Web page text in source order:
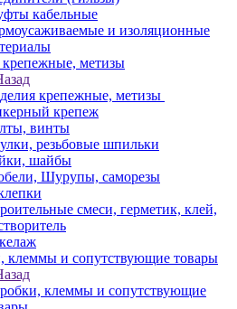
кабельные
и изоляционные
крепежные, метизы
крепежные, метизы
крепеж
винты
резьбовые шпильки
шайбы
Шурупы, саморезы
смеси, герметик, клей,
клеммы и сопутствующие товары
клеммы и сопутствующие